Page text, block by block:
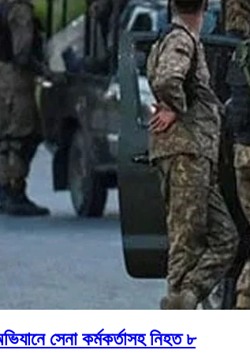
সেনা কর্মকর্তাসহ নিহত ৮